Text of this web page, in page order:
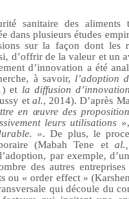
sanitaire des aliments
dans plusieurs études
sur la façon dont les
d’offrir de la valeur et un
d’innovation a été
à savoir, l’adoption
et la diffusion d’innovation
et al., 2014). D’après
en œuvre des
leurs utilisations
». De plus, le
(Mabah Tene et al.,
par exemple,
des autres
ou « order effect »
qui découle du